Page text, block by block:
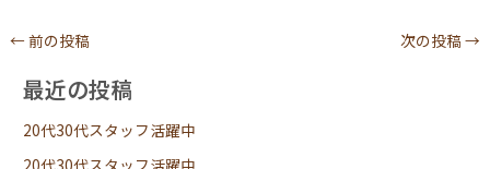
←前の投稿 次の投稿 →
最近の投稿
20代30代スタッフ活躍中
20代30代スタッフ活躍中